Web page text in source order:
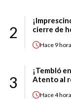
2
cierre de
Hace 9
3
¡Tembló
Atento al
Hace4